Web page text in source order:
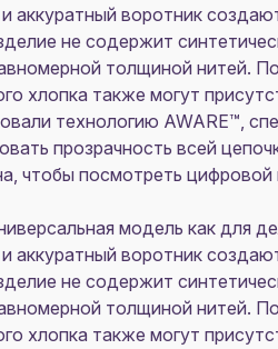
воротник
не содержит
толщиной нитей.
хлопка также могут
технологию AWARE™,
прозрачность всей
чтобы посмотреть
модель как для
воротник
не содержит
толщиной нитей.
хлопка также могут